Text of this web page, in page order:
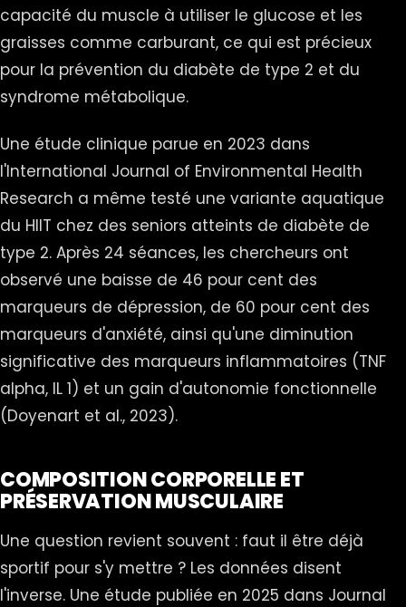
capacité du muscle à utiliser le glucose et les
graisses comme carburant, ce qui est précieux
pour la prévention du diabète de type 2 et du
syndrome métabolique.
Une étude clinique parue en 2023 dans
l'International Journal of Environmental Health
Research a même testé une variante aquatique
du HIIT chez des seniors atteints de diabète de
type 2. Après 24 séances, les chercheurs ont
observé une baisse de 46 pour cent des
marqueurs de dépression, de 60 pour cent des
marqueurs d'anxiété, ainsi qu'une diminution
significative des marqueurs inflammatoires (TNF
alpha, IL 1) et un gain d'autonomie fonctionnelle
(Doyenart et al., 2023).
COMPOSITION CORPORELLE ET
PRÉSERVATION MUSCULAIRE
Une question revient souvent : faut il être déjà
sportif pour s'y mettre ? Les données disent
l'inverse. Une étude publiée en 2025 dans Journal